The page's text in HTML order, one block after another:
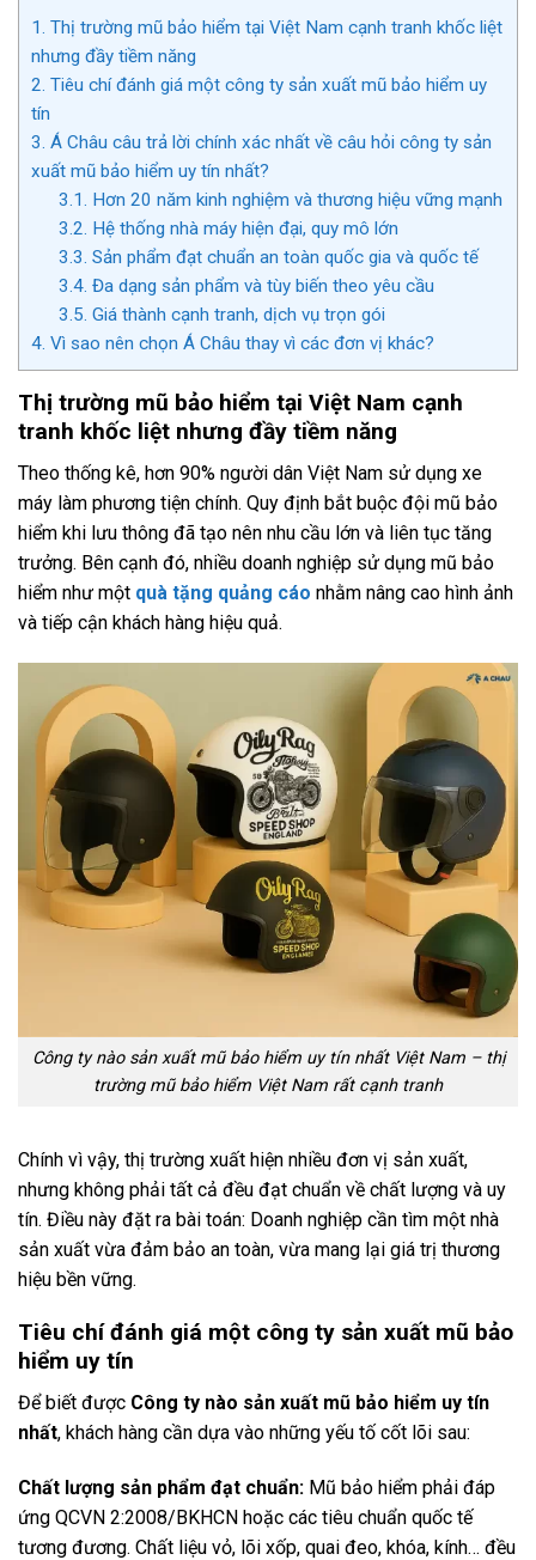
1. Thị trường mũ bảo hiểm tại Việt Nam cạnh tranh khốc liệt
nhưng đầy tiềm năng
2. Tiêu chí đánh giá một công ty sản xuất mũ bảo hiểm uy
tín
3. Á Châu câu trả lời chính xác nhất về câu hỏi công ty sản
xuất mũ bảo hiểm uy tín nhất?
3.1. Hơn 20 năm kinh nghiệm và thương hiệu vững mạnh
3.2. Hệ thống nhà máy hiện đại, quy mô lớn
3.3. Sản phẩm đạt chuẩn an toàn quốc gia và quốc tế
3.4. Đa dạng sản phẩm và tùy biến theo yêu cầu
3.5. Giá thành cạnh tranh, dịch vụ trọn gói
4. Vì sao nên chọn Á Châu thay vì các đơn vị khác?
Thị trường mũ bảo hiểm tại Việt Nam cạnh
tranh khốc liệt nhưng đầy tiềm năng
Theo thống kê, hơn 90% người dân Việt Nam sử dụng xe
máy làm phương tiện chính. Quy định bắt buộc đội mũ bảo
hiểm khi lưu thông đã tạo nên nhu cầu lớn và liên tục tăng
trưởng. Bên cạnh đó, nhiều doanh nghiệp sử dụng mũ bảo
hiểm như một quà tặng quảng cáo nhằm nâng cao hình ảnh
và tiếp cận khách hàng hiệu quả.
Công ty nào sản xuất mũ bảo hiểm uy tín nhất Việt Nam – thị
trường mũ bảo hiểm Việt Nam rất cạnh tranh
Chính vì vậy, thị trường xuất hiện nhiều đơn vị sản xuất,
nhưng không phải tất cả đều đạt chuẩn về chất lượng và uy
tín. Điều này đặt ra bài toán: Doanh nghiệp cần tìm một nhà
sản xuất vừa đảm bảo an toàn, vừa mang lại giá trị thương
hiệu bền vững.
Tiêu chí đánh giá một công ty sản xuất mũ bảo
hiểm uy tín
Để biết được Công ty nào sản xuất mũ bảo hiểm uy tín
nhất, khách hàng cần dựa vào những yếu tố cốt lõi sau:
Chất lượng sản phẩm đạt chuẩn: Mũ bảo hiểm phải đáp
ứng QCVN 2:2008/BKHCN hoặc các tiêu chuẩn quốc tế
tương đương. Chất liệu vỏ, lõi xốp, quai đeo, khóa, kính… đều